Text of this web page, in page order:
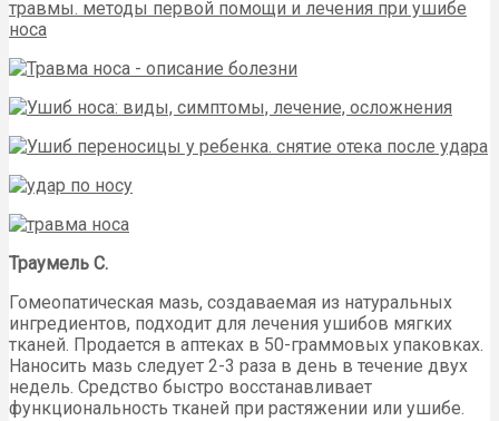
Траумель С.
Гомеопатическая мазь, создаваемая из натуральных
ингредиентов, подходит для лечения ушибов мягких
тканей. Продается в аптеках в 50-граммовых упаковках.
Наносить мазь следует 2-3 раза в день в течение двух
недель. Средство быстро восстанавливает
функциональность тканей при растяжении или ушибе.